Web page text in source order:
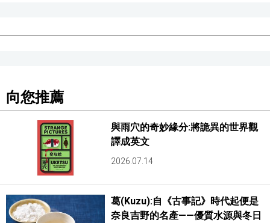
向您推薦
與雨穴的奇妙緣分:將詭異的世界觀
譯成英文
2026.07.14
葛(Kuzu):自《古事記》時代起便是
奈良吉野的名產——優質水源與冬日